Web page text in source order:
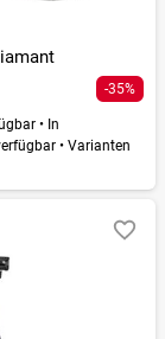
-35%
• In
• Varianten